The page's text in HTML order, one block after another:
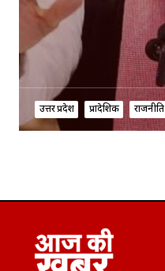
उत्तर प्रदेश प्रादेशिक राजनीति